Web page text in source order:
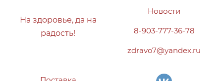
На здоровье, да на
радость!
Новости
8-903-777-36-78
zdravo7@yandex.ru